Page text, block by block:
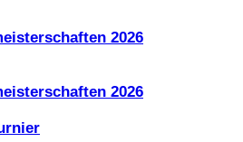
2026
2026